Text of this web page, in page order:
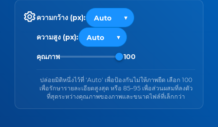
ความกว้าง (px):
ความสูง (px):
คุณภาพ 100
ปล่อยมิติหนึ่งไว้ที่ 'Auto' เพื่อป้องกันไม่ให้ภาพยืด เลือก 100
เพื่อรักษารายละเอียดสูงสุด หรือ 85–95 เพื่อส่วนผสมที่ลงตัว
ที่สุดระหว่างคุณภาพของภาพและขนาดไฟล์ที่เล็กกว่า